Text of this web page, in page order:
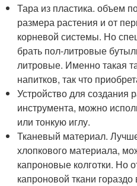
Тара из пластика. объем
размера растения и от
корневой системы. Но
брать пол-литровые
литровые. Именно такая
напитков, так что
Устройство для создания
инструмента, можно
или тонкую иглу.
Тканевый материал.
хлопкового материала,
капроновые колготки. Но
капроновой ткани